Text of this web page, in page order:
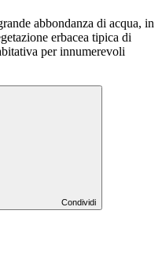
abbondanza di acqua, in
erbacea tipica di
per innumerevoli
Condividi